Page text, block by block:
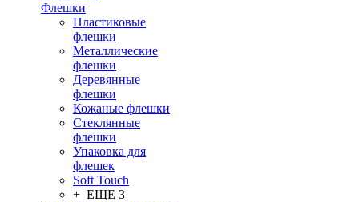
Флешки
Пластиковые
флешки
Металлические
флешки
Деревянные
флешки
Кожаные флешки
Стеклянные
флешки
Упаковка для
флешек
Soft Touch
+ ЕЩЕ 3